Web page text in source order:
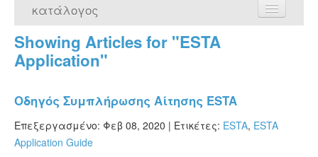
κατάλογος
Αρχική Σελίδα
Τι είναι η άδεια ESTA;
VWP
Showing Articles for "ESTA
Application"
Οδηγός Συμπλήρωσης Αίτησης ESTA
Επεξεργασμένο: Φεβ 08, 2020 | Ετικέτες: ESTA, ESTA
Application Guide